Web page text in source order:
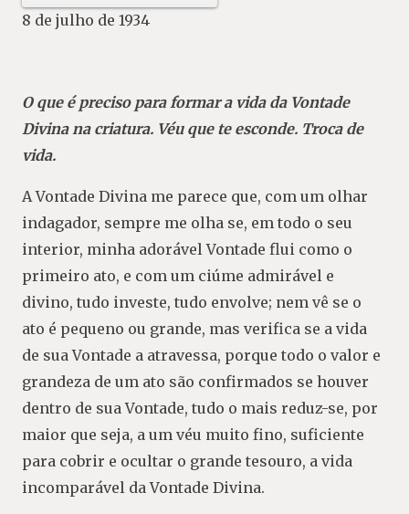
8 de julho de 1934
O que é preciso para formar a vida da Vontade
Divina na criatura. Véu que te esconde. Troca de
vida.
A Vontade Divina me parece que, com um olhar
indagador, sempre me olha se, em todo o seu
interior, minha adorável Vontade flui como o
primeiro ato, e com um ciúme admirável e
divino, tudo investe, tudo envolve; nem vê se o
ato é pequeno ou grande, mas verifica se a vida
de sua Vontade a atravessa, porque todo o valor e
grandeza de um ato são confirmados se houver
dentro de sua Vontade, tudo o mais reduz-se, por
maior que seja, a um véu muito fino, suficiente
para cobrir e ocultar o grande tesouro, a vida
incomparável da Vontade Divina.